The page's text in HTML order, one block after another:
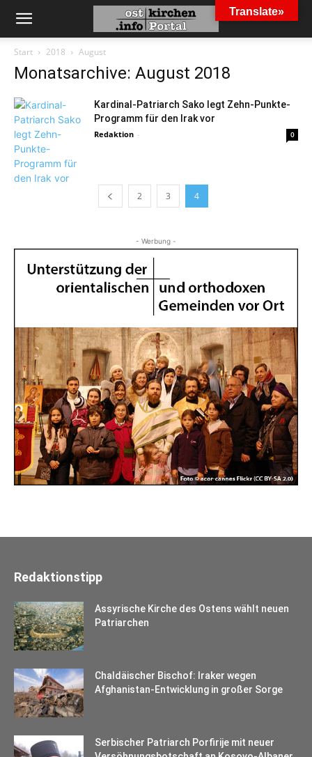
Start 2018 August
Monatsarchive: August 2018
Kardinal-Patriarch Sako legt Zehn-Punkte-
Programm für den Irak vor
Redaktion - 0
2 3 4
- Werbung -
Redaktionstipp
Assyrische Kirche des Ostens wählt neuen
Patriarchen
Chaldäischer Bischof: Iraker wegen
Afghanistan-Entwicklung in großer Sorge
Serbischer Patriarch Porfirije mit neuer
Translate»